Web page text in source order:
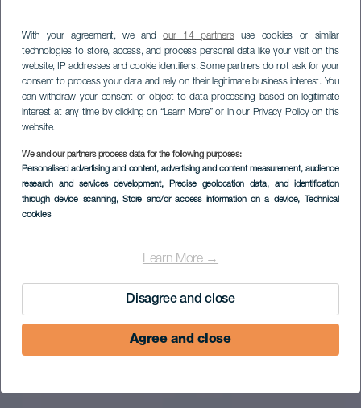
With your agreement, we andour 14 partnersuse cookies or similar
technologies to store, access, and process personal data like your visit on this
website, IP addresses and cookie identifiers. Some partners do not ask for your
consent to process your data and rely on their legitimate business interest. You
can withdraw your consent or object to data processing based on legitimate
interest at any time by clicking on “Learn More” or in our Privacy Policy on this
website.
We and our partners process data for the following purposes:
Personalised advertising and content, advertising and content measurement, audience
research and services development, Precise geolocation data, and identification
through device scanning, Store and/or access information on a device, Technical
cookies
Learn More →
Disagree and close
Agree and close
Kitesurf op Flag
Beach